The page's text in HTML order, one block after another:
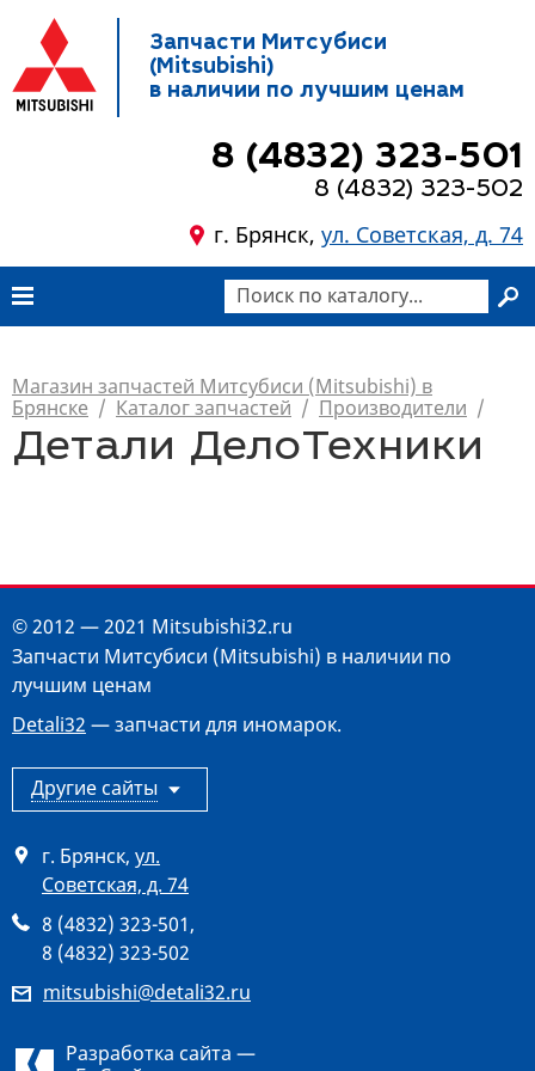
Запчасти Митсубиси
(Mitsubishi)
в наличии по лучшим ценам
8 (4832) 323-501
8 (4832) 323-502
г. Брянск, ул. Советская, д. 74
Магазин запчастей Митсубиси (Mitsubishi) в
Брянске / Каталог запчастей / Производители /
Детали ДелоТехники
© 2012 — 2021 Mitsubishi32.ru
Запчасти Митсубиси (Mitsubishi) в наличии по
лучшим ценам
Detali32 — запчасти для иномарок.
Другие сайты
г. Брянск, ул.
Советская, д. 74
8 (4832) 323-501,
8 (4832) 323-502
mitsubishi@detali32.ru
Разработка сайта —